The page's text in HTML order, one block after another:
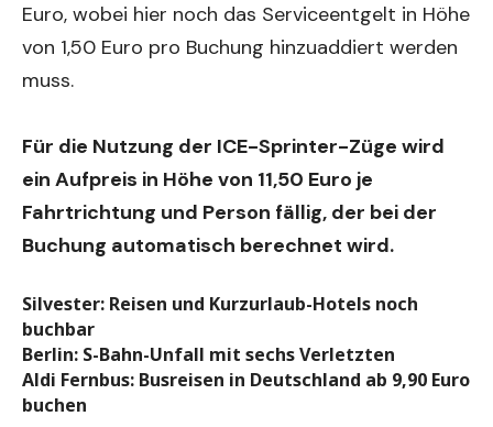
Euro, wobei hier noch das Serviceentgelt in Höhe
von 1,50 Euro pro Buchung hinzuaddiert werden
muss.
Für die Nutzung der ICE-Sprinter-Züge wird
ein Aufpreis in Höhe von 11,50 Euro je
Fahrtrichtung und Person fällig, der bei der
Buchung automatisch berechnet wird.
Silvester: Reisen und Kurzurlaub-Hotels noch
buchbar
Berlin: S-Bahn-Unfall mit sechs Verletzten
Aldi Fernbus: Busreisen in Deutschland ab 9,90 Euro
buchen